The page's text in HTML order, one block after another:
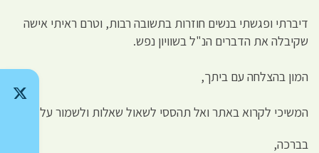
דיברתי ופגשתי בנשים חוזרות בתשובה רבות, וטרם ראיתי אישה
שקיבלה את הדברים הנ"ל בשוויון נפש.
המון בהצלחה עם ביתך,
המשיכי לקרוא באתר ואל תהססי לשאול שאלות ולשמור על קשר.
בברכה,